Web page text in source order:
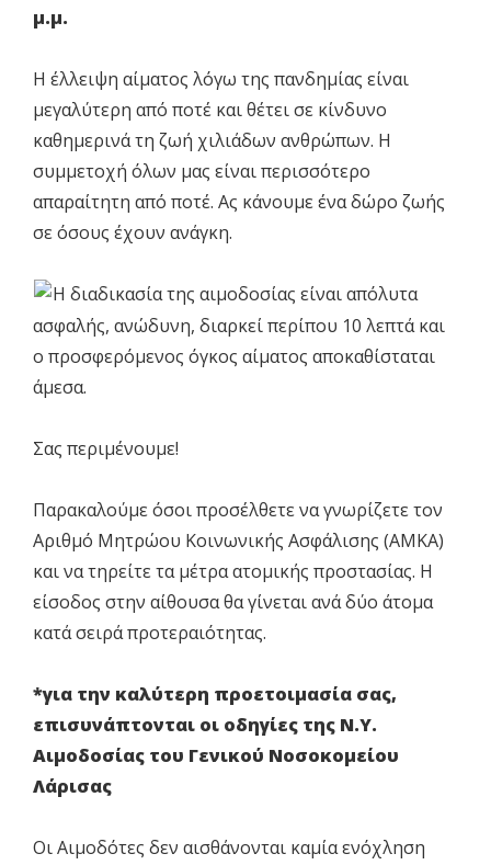
μ.μ.
Η έλλειψη αίματος λόγω της πανδημίας είναι
μεγαλύτερη από ποτέ και θέτει σε κίνδυνο
καθημερινά τη ζωή χιλιάδων ανθρώπων. Η
συμμετοχή όλων μας είναι περισσότερο
απαραίτητη από ποτέ. Ας κάνουμε ένα δώρο ζωής
σε όσους έχουν ανάγκη.
Η διαδικασία της αιμοδοσίας είναι απόλυτα
ασφαλής, ανώδυνη, διαρκεί περίπου 10 λεπτά και
ο προσφερόμενος όγκος αίματος αποκαθίσταται
άμεσα.
Σας περιμένουμε!
Παρακαλούμε όσοι προσέλθετε να γνωρίζετε τον
Αριθμό Μητρώου Κοινωνικής Ασφάλισης (ΑΜΚΑ)
και να τηρείτε τα μέτρα ατομικής προστασίας. Η
είσοδος στην αίθουσα θα γίνεται ανά δύο άτομα
κατά σειρά προτεραιότητας.
*για την καλύτερη προετοιμασία σας,
επισυνάπτονται οι οδηγίες της Ν.Υ.
Αιμοδοσίας του Γενικού Νοσοκομείου
Λάρισας
Οι Αιμοδότες δεν αισθάνονται καμία ενόχληση